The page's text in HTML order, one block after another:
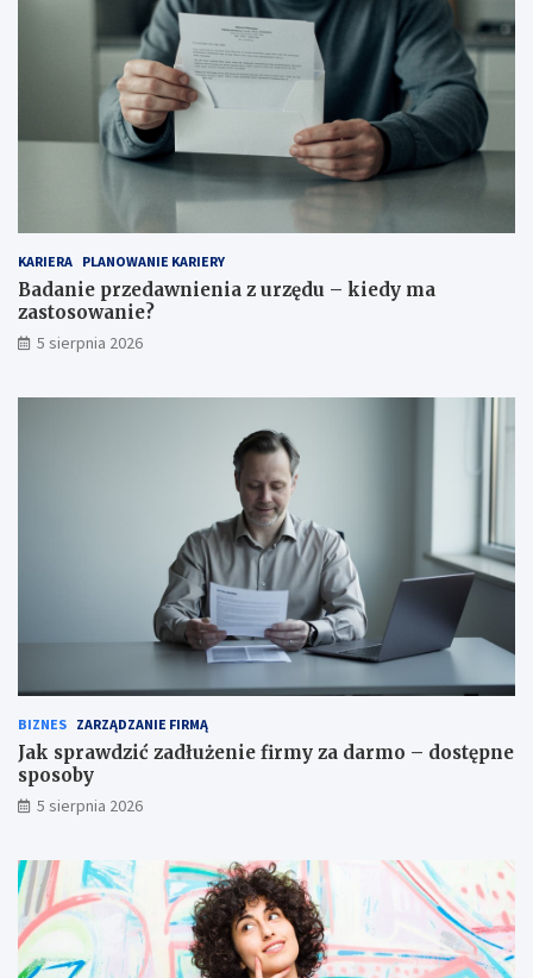
KARIERA PLANOWANIE KARIERY
Badanie przedawnienia z urzędu – kiedy ma
zastosowanie?
5 sierpnia 2026
BIZNES ZARZĄDZANIE FIRMĄ
Jak sprawdzić zadłużenie firmy za darmo – dostępne
sposoby
5 sierpnia 2026